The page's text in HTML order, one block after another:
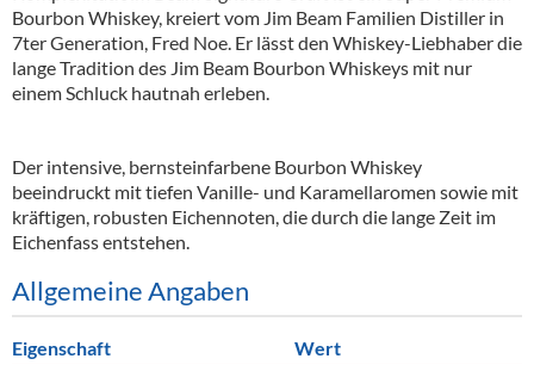
Bourbon Whiskey, kreiert vom Jim Beam Familien Distiller in
7ter Generation, Fred Noe. Er lässt den Whiskey-Liebhaber die
lange Tradition des Jim Beam Bourbon Whiskeys mit nur
einem Schluck hautnah erleben.
Der intensive, bernsteinfarbene Bourbon Whiskey
beeindruckt mit tiefen Vanille- und Karamellaromen sowie mit
kräftigen, robusten Eichennoten, die durch die lange Zeit im
Eichenfass entstehen.
Allgemeine Angaben
Eigenschaft
Wert